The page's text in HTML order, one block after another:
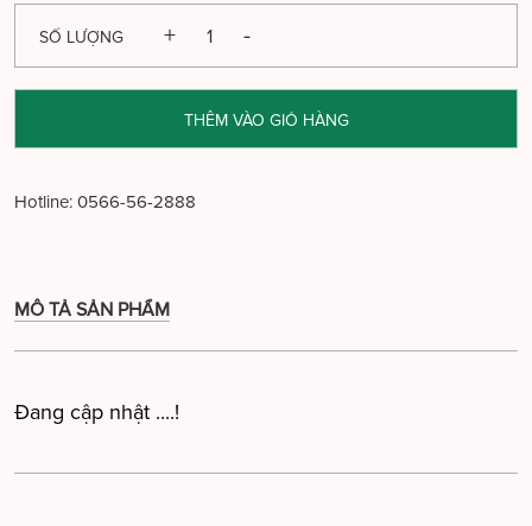
SỐ LƯỢNG
THÊM VÀO GIỎ HÀNG
Hotline: 0566-56-2888
MÔ TẢ SẢN PHẨM
Đang cập nhật ....!